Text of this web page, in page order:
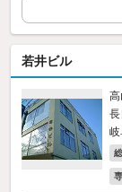
若井ビル